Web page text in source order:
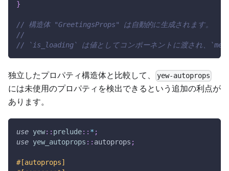
}
// 構造体 "GreetingsProps" は自動的に生成されます。
//
// `is_loading` は値としてコンポーネントに渡され、
独立したプロパティ構造体と比較して、 yew-autoprops
には未使用のプロパティを検出できるという追加の利点が
あります。
use yew:: prelude:: * ;
use yew_autoprops :: autoprops ;
#[autoprops]